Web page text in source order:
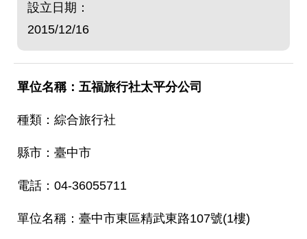
設立日期：
2015/12/16
五福旅行社太平分公司
綜合旅行社
臺中市
04-36055711
臺中市東區精武東路107號(1樓)